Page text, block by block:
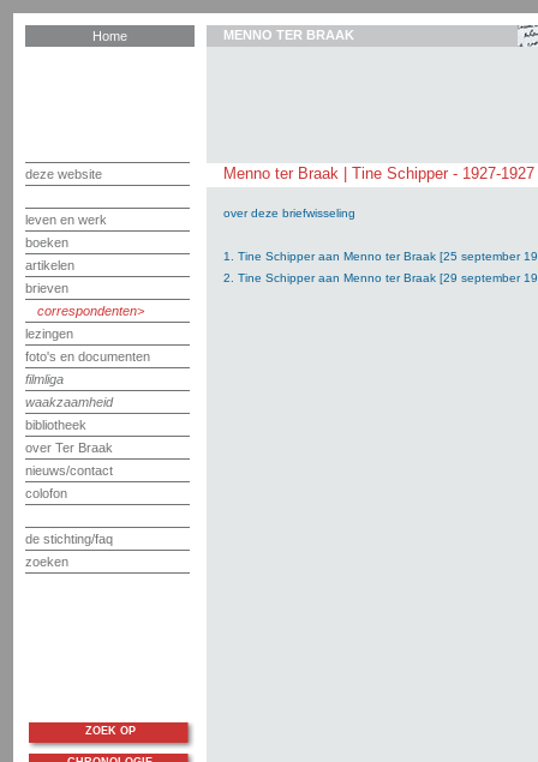
Home
deze website
leven en werk
boeken
artikelen
brieven
correspondenten
lezingen
foto's en documenten
filmliga
waakzaamheid
bibliotheek
over Ter Braak
nieuws/contact
colofon
de stichting/faq
zoeken
MENNO TER BRAAK
Menno ter Braak | Tine Schipper - 1927-1927
over deze briefwisseling
1. Tine Schipper aan Menno ter Braak [25 september
2. Tine Schipper aan Menno ter Braak [29 september
ZOEK OP